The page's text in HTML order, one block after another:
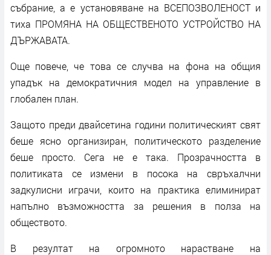
събрание, а е установяване на ВСЕПОЗВОЛЕНОСТ и
тиха ПРОМЯНА НА ОБЩЕСТВЕНОТО УСТРОЙСТВО НА
ДЪРЖАВАТА.
Още повече, че това се случва на фона на общия
упадък на демократичния модел на управление в
глобален план.
Защото преди двайсетина години политическият свят
беше ясно организиран, политическото разделение
беше просто. Сега не е така. Прозрачността в
политиката се измени в посока на свръхалчни
задкулисни играчи, които на практика елиминират
напълно възможността за решения в полза на
обществото.
В резултат на огромното нарастване на